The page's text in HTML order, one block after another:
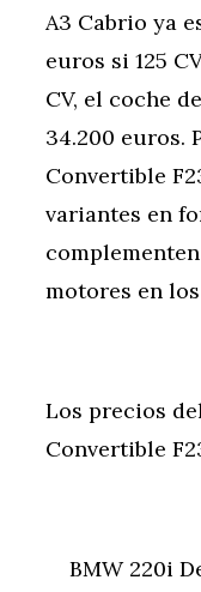
A3 Cabrio ya
euros si 125
CV, el coche
34.200 euros.
Convertible
variantes en
motores en
Los precios
Convertible
BMW 220i